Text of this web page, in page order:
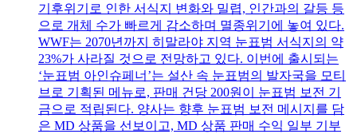
기후위기로 인한 서식지 변화와 밀렵, 인간과의 갈등 등
으로 개체 수가 빠르게 감소하며 멸종위기에 놓여 있다.
WWF는 2070년까지 히말라야 지역 눈표범 서식지의 약
23%가 사라질 것으로 전망하고 있다. 이번에 출시되는
‘눈표범 아인슈페너’는 설산 속 눈표범의 발자국을 모티
브로 기획된 메뉴로, 판매 건당 200원이 눈표범 보전 기
금으로 적립된다. 양사는 향후 눈표범 보전 메시지를 담
은 MD 상품을 선보이고, MD 상품 판매 수익 일부 기부